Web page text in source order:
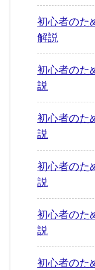
初心者の
解説
初心者の
説
初心者の
説
初心者の
説
初心者の
説
初心者の